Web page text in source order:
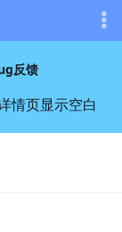
反馈
情页显示空白